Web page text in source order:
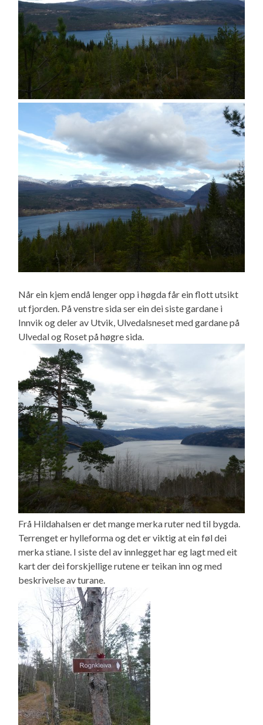
Når ein kjem endå lenger opp i høgda får ein flott utsikt
ut fjorden. På venstre sida ser ein dei siste gardane i
Innvik og deler av Utvik, Ulvedalsneset med gardane på
Ulvedal og Roset på høgre sida.
Frå Hildahalsen er det mange merka ruter ned til bygda.
Terrenget er hylleforma og det er viktig at ein føl dei
merka stiane. I siste del av innlegget har eg lagt med eit
kart der dei forskjellige rutene er teikan inn og med
beskrivelse av turane.